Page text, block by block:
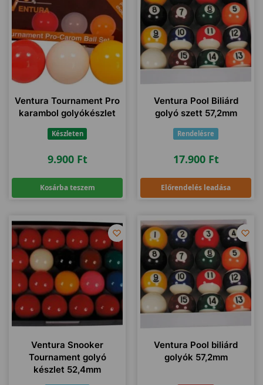
Ventura Tournament Pro
karambol golyókészlet
Készleten
9.900 Ft
Kosárba teszem
Ventura Pool Biliárd
golyó szett 57,2mm
Rendelésre
17.900 Ft
Előrendelés leadása
Ventura Snooker
Tournament golyó
készlet 52,4mm
Ventura Pool biliárd
golyók 57,2mm